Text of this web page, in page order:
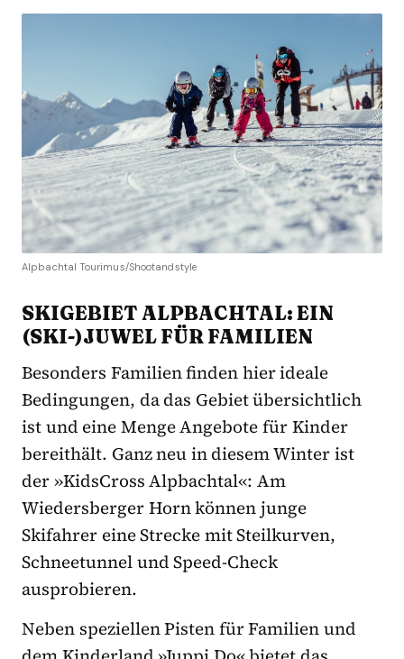
Alpbachtal Tourimus/Shootandstyle
SKIGEBIET ALPBACHTAL: EIN
(SKI-)JUWEL FÜR FAMILIEN
Besonders Familien finden hier ideale
Bedingungen, da das Gebiet übersichtlich
ist und eine Menge Angebote für Kinder
bereithält. Ganz neu in diesem Winter ist
der »KidsCross Alpbachtal«: Am
Wiedersberger Horn können junge
Skifahrer eine Strecke mit Steilkurven,
Schneetunnel und Speed-Check
ausprobieren.
Neben speziellen Pisten für Familien und